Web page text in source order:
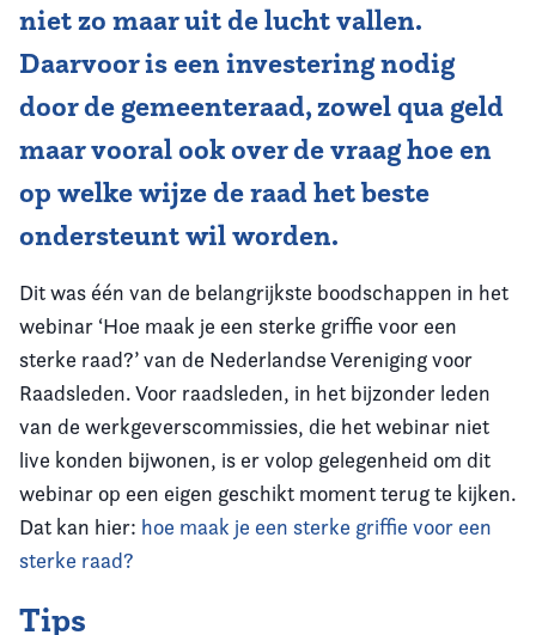
niet zo maar uit de lucht vallen.
Daarvoor is een investering nodig
door de gemeenteraad, zowel qua geld
maar vooral ook over de vraag hoe en
op welke wijze de raad het beste
ondersteunt wil worden.
Dit was één van de belangrijkste boodschappen in het
webinar ‘Hoe maak je een sterke griffie voor een
sterke raad?’ van de Nederlandse Vereniging voor
Raadsleden. Voor raadsleden, in het bijzonder leden
van de werkgeverscommissies, die het webinar niet
live konden bijwonen, is er volop gelegenheid om dit
webinar op een eigen geschikt moment terug te kijken.
Dat kan hier: hoe maak je een sterke griffie voor een
sterke raad?
Tips